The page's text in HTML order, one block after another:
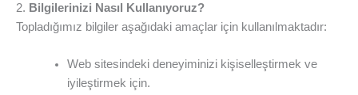
2. Bilgilerinizi Nasıl Kullanıyoruz?
Topladığımız bilgiler aşağıdaki amaçlar için kullanılmaktadır:
Web sitesindeki deneyiminizi kişiselleştirmek ve
iyileştirmek için.